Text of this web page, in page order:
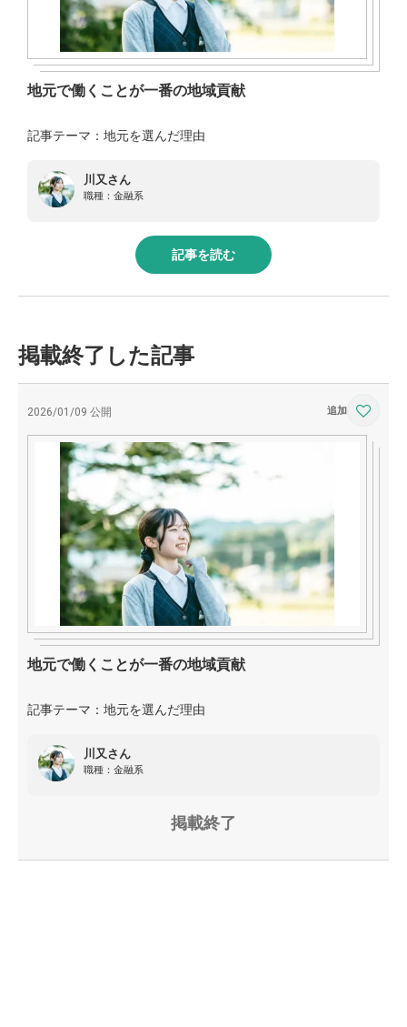
地元で働くことが一番の地域貢献
記事テーマ：地元を選んだ理由
川又さん
職種： 金融系
記事を読む
掲載終了した記事
2026/01/09 公開
地元で働くことが一番の地域貢献
記事テーマ：地元を選んだ理由
川又さん
職種： 金融系
掲載終了